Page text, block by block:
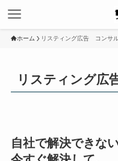
ホーム リスティング広告 コンサ
リスティング
自社で解決できな